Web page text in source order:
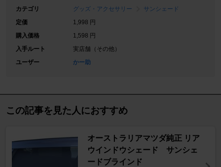
カテゴリ
グッズ・アクセサリー
サンシェード
定価
1,998 円
購入価格
1,598 円
入手ルート
実店舗（その他）
ユーザー
かー助
この記事を見た人におすすめ
オーストラリアマツダ純正 リア
ウインドウシェード サンシェ
ードブラインド